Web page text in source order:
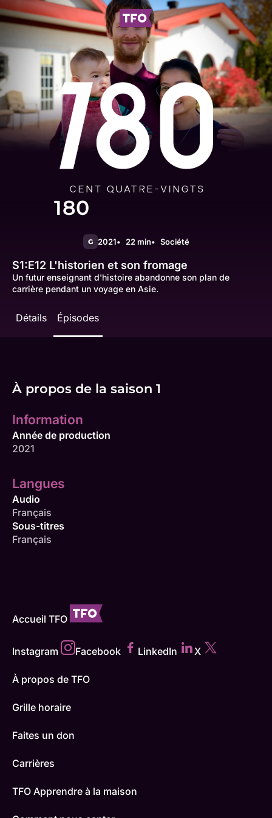
180
G 2021 22 min Société
S1:E12 L'historien et son fromage
Un futur enseignant d'histoire abandonne son plan de
carrière pendant un voyage en Asie.
Détails Épisodes
À propos de la saison 1
Information
Année de production
2021
Langues
Audio
Français
Sous-titres
Français
Accueil TFO
Instagram Facebook LinkedIn X
À propos de TFO
Grille horaire
Faites un don
Carrières
TFO Apprendre à la maison